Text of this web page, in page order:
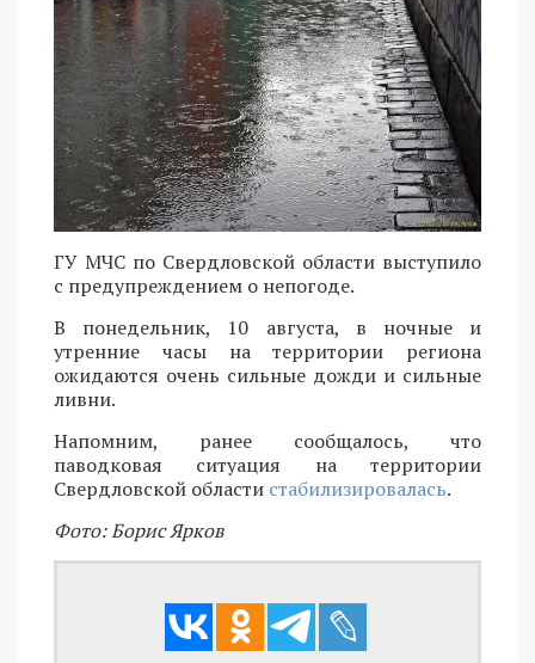
ГУ МЧС по Свердловской области выступило
с предупреждением о непогоде.
В понедельник, 10 августа, в ночные и
утренние часы на территории региона
ожидаются очень сильные дожди и сильные
ливни.
Напомним, ранее сообщалось, что
паводковая ситуация на территории
Свердловской области стабилизировалась.
Фото: Борис Ярков